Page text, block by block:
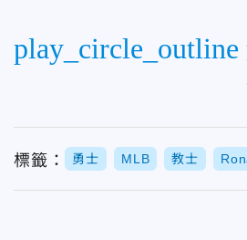
play_circle_outline
標籤： 勇士 MLB 教士